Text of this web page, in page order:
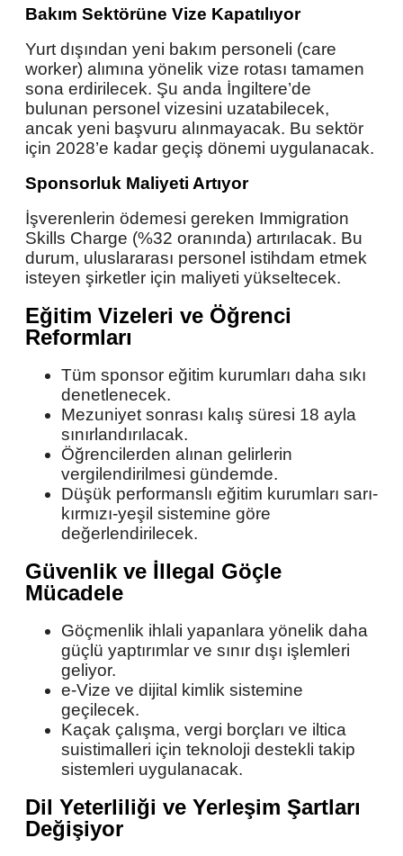
Bakım Sektörüne Vize Kapatılıyor
Yurt dışından yeni bakım personeli (care
worker) alımına yönelik vize rotası tamamen
sona erdirilecek. Şu anda İngiltere’de
bulunan personel vizesini uzatabilecek,
ancak yeni başvuru alınmayacak. Bu sektör
için 2028’e kadar geçiş dönemi uygulanacak.
Sponsorluk Maliyeti Artıyor
İşverenlerin ödemesi gereken Immigration
Skills Charge (%32 oranında) artırılacak. Bu
durum, uluslararası personel istihdam etmek
isteyen şirketler için maliyeti yükseltecek.
Eğitim Vizeleri ve Öğrenci
Reformları
Tüm sponsor eğitim kurumları daha sıkı
denetlenecek.
Mezuniyet sonrası kalış süresi 18 ayla
sınırlandırılacak.
Öğrencilerden alınan gelirlerin
vergilendirilmesi gündemde.
Düşük performanslı eğitim kurumları sarı-
kırmızı-yeşil sistemine göre
değerlendirilecek.
Güvenlik ve İllegal Göçle
Mücadele
Göçmenlik ihlali yapanlara yönelik daha
güçlü yaptırımlar ve sınır dışı işlemleri
geliyor.
e-Vize ve dijital kimlik sistemine
geçilecek.
Kaçak çalışma, vergi borçları ve iltica
suistimalleri için teknoloji destekli takip
sistemleri uygulanacak.
Dil Yeterliliği ve Yerleşim Şartları
Değişiyor